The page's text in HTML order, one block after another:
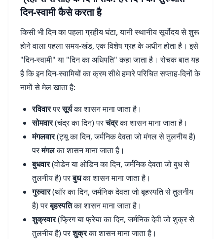
दिन-स्वामी कैसे करता है
किसी भी दिन का पहला ग्रहीय घंटा, यानी स्थानीय सूर्योदय से शुरू
होने वाला पहला समय-खंड, एक विशेष ग्रह के अधीन होता है। इसे
"दिन-स्वामी" या "दिन का अधिपति" कहा जाता है। रोचक बात यह
है कि इन दिन-स्वामियों का क्रम सीधे हमारे परिचित सप्ताह-दिनों के
नामों से मेल खाता है:
रविवारपरसूर्यका शासन माना जाता है।
सोमवार(चंद्र का दिन) परचंद्रका शासन माना जाता है।
मंगलवार(ट्यू का दिन, जर्मनिक देवता जो मंगल से तुलनीय है)
परमंगलका शासन माना जाता है।
बुधवार(वोडेन या ओडिन का दिन, जर्मनिक देवता जो बुध से
तुलनीय है) परबुधका शासन माना जाता है।
गुरुवार(थॉर का दिन, जर्मनिक देवता जो बृहस्पति से तुलनीय
है) परबृहस्पतिका शासन माना जाता है।
शुक्रवार(फ्रिग या फ्रेया का दिन, जर्मनिक देवी जो शुक्र से
तुलनीय है) परशुक्रका शासन माना जाता है।